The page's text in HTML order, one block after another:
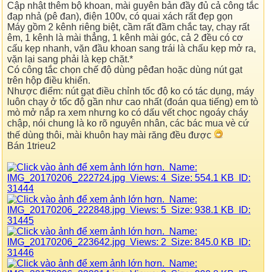
Cập nhật thêm bộ khoan, mài guyên bản đầy đủ cả công tắc
đạp nhả (pê đan), điện 100v, có quai xách rất đẹp gọn
Máy gồm 2 kênh riêng biệt, cầm rất đầm chắc tay, chạy rất
êm, 1 kênh là mài thẳng, 1 kênh mài góc, cả 2 đều có cơ
cấu kẹp nhanh, vặn đầu khoan sang trái là chấu kẹp mở ra,
vặn lại sang phải là kẹp chặt.*
Có công tắc chọn chế độ dùng pêđan hoặc dùng nút gạt
trên hộp điều khiển.
Nhược điểm: nút gạt điều chỉnh tốc độ ko có tác dụng, máy
luôn chạy ở tốc độ gần như cao nhất (đoán qua tiếng) em tò
mò mở nắp ra xem nhưng ko có dấu vết chọc ngoáy cháy
chập, nói chung là ko rõ nguyên nhân, các bác mua vè cứ
thế dùng thôi, mài khuôn hay mài răng đều được
Bán 1trieu2